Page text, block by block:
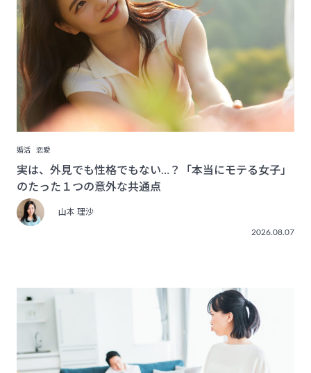
婚活 恋愛
実は、外見でも性格でもない…？「本当にモテる女子」
のたった１つの意外な共通点
山本 理沙
2026.08.07